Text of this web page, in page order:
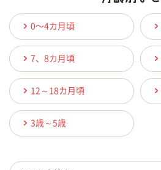
0〜4カ月頃
7、8カ月頃
12～18カ月頃
3歳～5歳